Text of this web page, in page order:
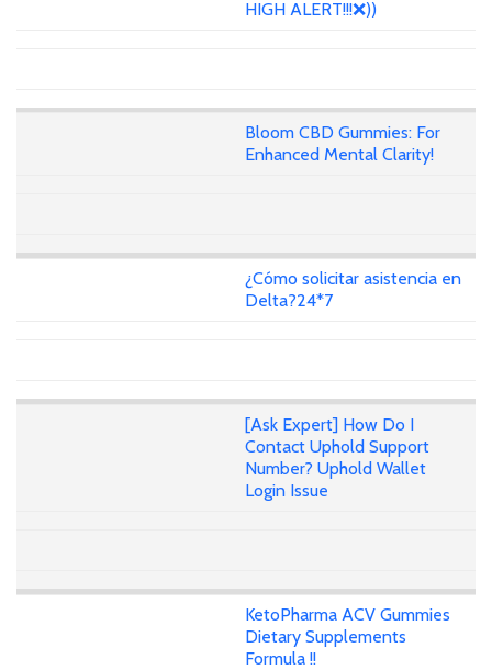
HIGH ALERT!!!❌))
Bloom CBD Gummies: For
Enhanced Mental Clarity!
¿Cómo solicitar asistencia en
Delta?24*7
[Ask Expert] How Do I
Contact Uphold Support
Number? Uphold Wallet
Login Issue
KetoPharma ACV Gummies
Dietary Supplements
Formula !!